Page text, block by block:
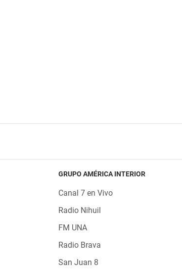
GRUPO AMÉRICA INTERIOR
Canal 7 en Vivo
Radio Nihuil
FM UNA
Radio Brava
San Juan 8